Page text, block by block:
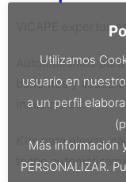
VICAPE expertos
Automatismos
batientes y
industriales.
Kits para elevar
techo
Utilizamos
usuario en
a un perfil
Más información
PERSONALIZAR.